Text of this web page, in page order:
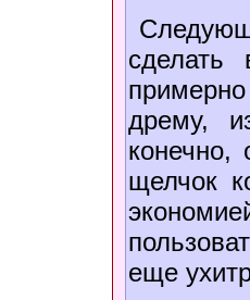
дрему,
конечно,
щелчок
еще